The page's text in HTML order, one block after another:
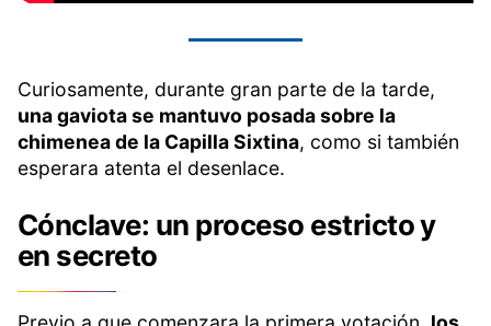
Curiosamente, durante gran parte de la tarde,
una gaviota se mantuvo posada sobre la
chimenea de la Capilla Sixtina, como si también
esperara atenta el desenlace.
Cónclave: un proceso estricto y
en secreto